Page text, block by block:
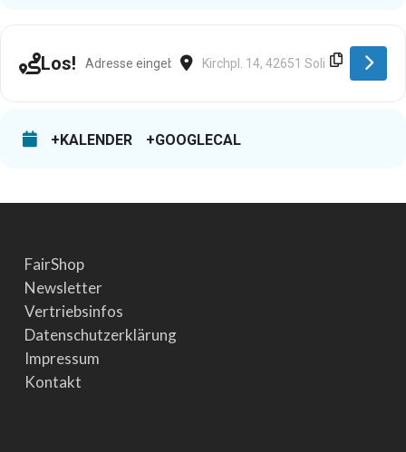
Los! Address - Solingen [yy2qQ0T6N]Destination Address - Solingen
+KALENDER +GOOGLECAL
FairShop
Newsletter
Vertriebsinfos
Datenschutzerklärung
Impressum
Kontakt